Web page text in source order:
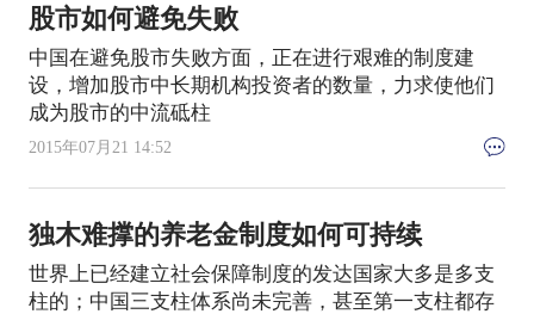
股市如何避免失败
中国在避免股市失败方面，正在进行艰难的制度建
设，增加股市中长期机构投资者的数量，力求使他们
成为股市的中流砥柱
2015年07月21 14:52
独木难撑的养老金制度如何可持续
世界上已经建立社会保障制度的发达国家大多是多支
柱的；中国三支柱体系尚未完善，甚至第一支柱都存